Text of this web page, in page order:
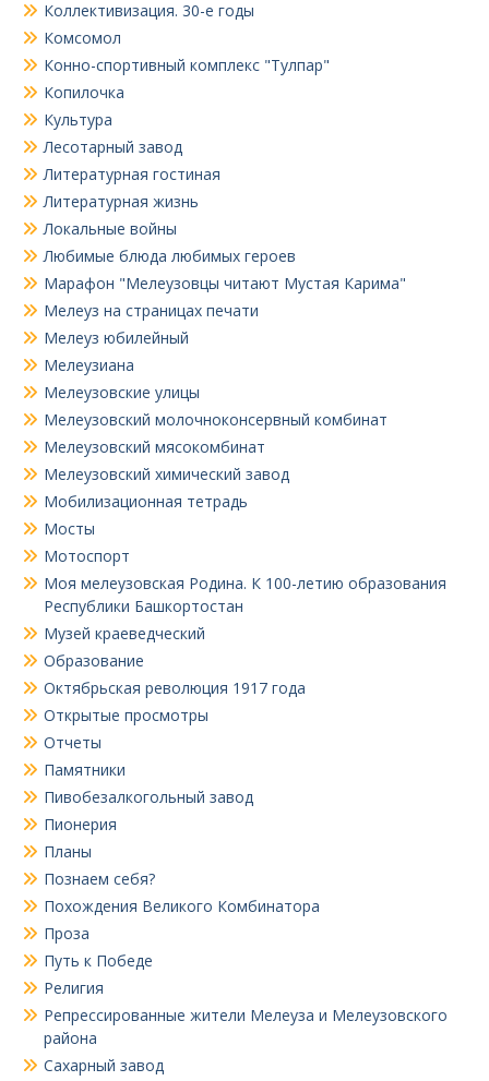
Коллективизация. 30-е годы
Комсомол
Конно-спортивный комплекс "Тулпар"
Копилочка
Культура
Лесотарный завод
Литературная гостиная
Литературная жизнь
Локальные войны
Любимые блюда любимых героев
Марафон "Мелеузовцы читают Мустая Карима"
Мелеуз на страницах печати
Мелеуз юбилейный
Мелеузиана
Мелеузовские улицы
Мелеузовский молочноконсервный комбинат
Мелеузовский мясокомбинат
Мелеузовский химический завод
Мобилизационная тетрадь
Мосты
Мотоспорт
Моя мелеузовская Родина. К 100-летию образования
Республики Башкортостан
Музей краеведческий
Образование
Октябрьская революция 1917 года
Открытые просмотры
Отчеты
Памятники
Пивобезалкогольный завод
Пионерия
Планы
Познаем себя?
Похождения Великого Комбинатора
Проза
Путь к Победе
Религия
Репрессированные жители Мелеуза и Мелеузовского
района
Сахарный завод